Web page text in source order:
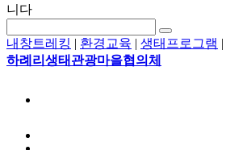
니다
내창트레킹 | 환경교육 | 생태프로그램 |
하례리생태관광마을협의체